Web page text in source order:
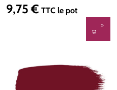
Prix régulier :
9,75 € TTC le pot